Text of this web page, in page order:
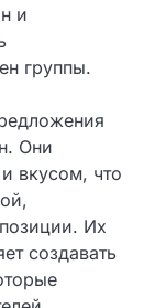
и
группы.
Они
вкусом, что
Их
создавать